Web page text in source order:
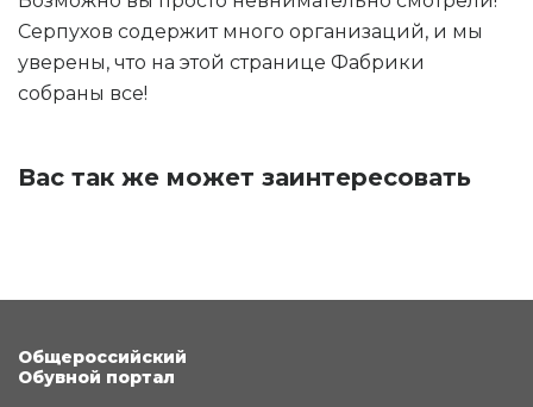
Серпухов содержит много организаций, и мы
уверены, что на этой странице Фабрики
собраны все!
Вас так же может заинтересовать
Общероссийский
Обувной портал